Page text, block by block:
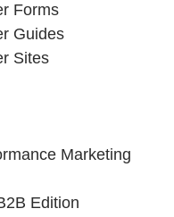
Forms
Guides
Sites
Marketing
Edition